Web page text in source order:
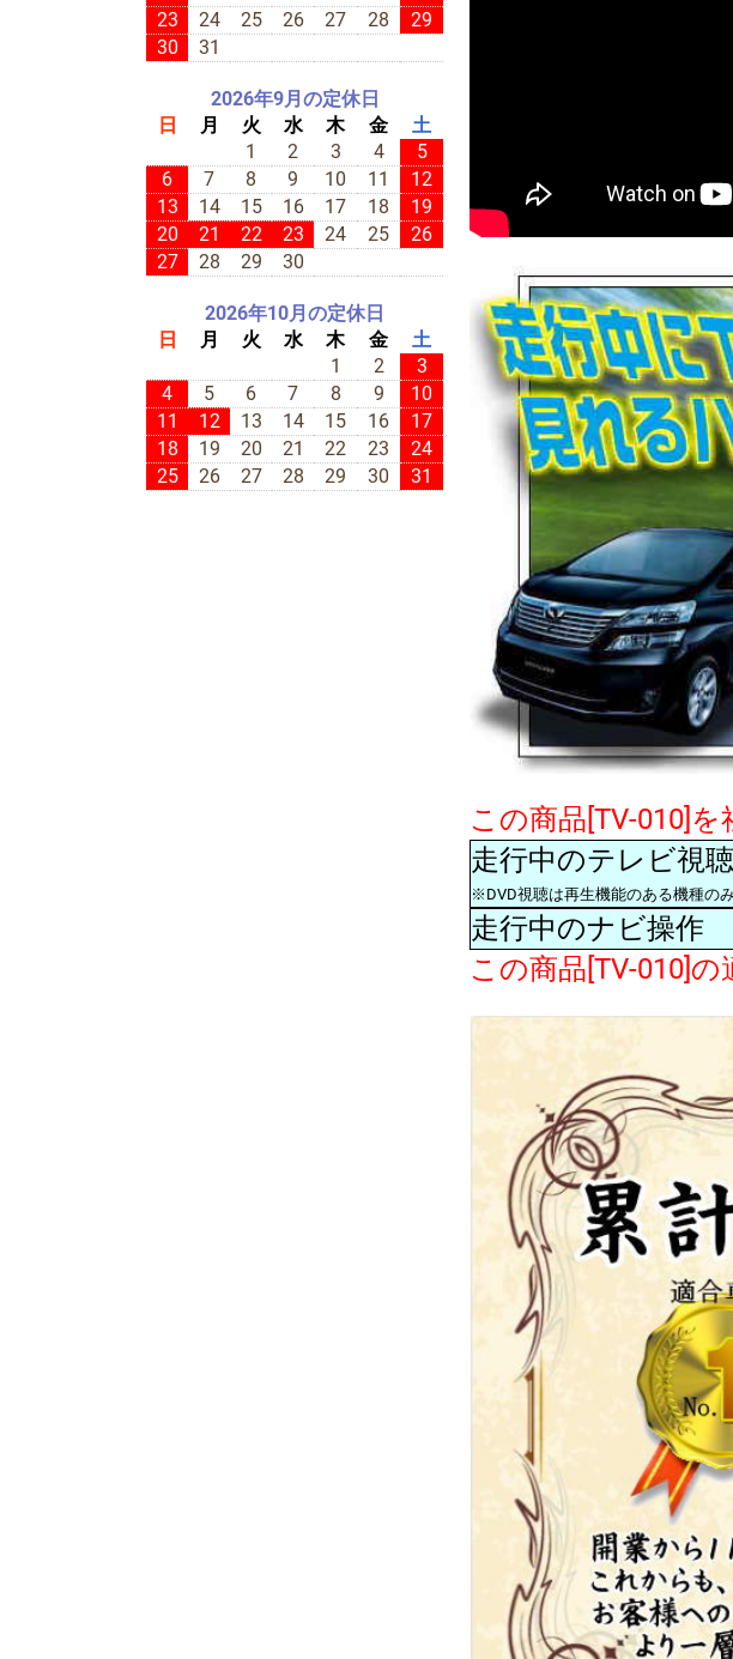
23
24 25 26 27 28
29
30
31
2026年9月の定休日
日
月 火 水 木 金
土
1
2 3 4
5
6
7 8 9 10 11
12
13
14 15 16 17 18
19
20
21 22 23 24 25
26
27
28 29 30
2026年10月の定休日
日
月 火 水 木 金
土
1
2
3
4
5 6 7 8 9
10
11
12 13 14 15 16
17
18
19 20 21 22 23
24
25
26 27 28 29 30 31
この商品[TV-010]
走行中のテレビ視
※DVD視聴は再生機能のある機種のみ
走行中のナビ操作
この商品[TV-010]